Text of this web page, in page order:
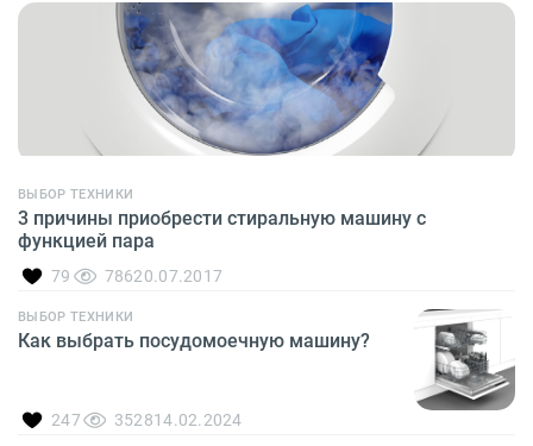
ВЫБОР ТЕХНИКИ
3 причины приобрести стиральную машину с
функцией пара
79 78620.07.2017
ВЫБОР ТЕХНИКИ
Как выбрать посудомоечную машину?
247 352814.02.2024